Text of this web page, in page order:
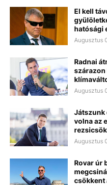
El kell
hatósági
Augusztus
Radnai
szárazon
Augusztus
Játszunk
volna az
Augusztus
Rovar úr
csökkent